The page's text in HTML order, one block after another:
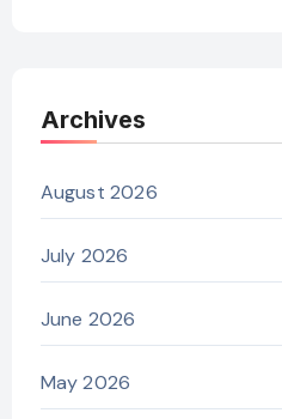
Archives
August 2026
July 2026
June 2026
May 2026